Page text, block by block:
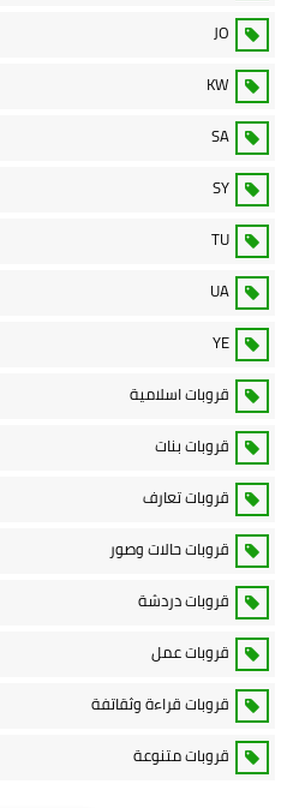
JO
KW
SA
SY
TU
UA
YE
قروبات اسلامية
قروبات بنات
قروبات تعارف
قروبات حالات وصور
قروبات دردشة
قروبات عمل
قروبات قراءة وثقاتفة
قروبات متنوعة